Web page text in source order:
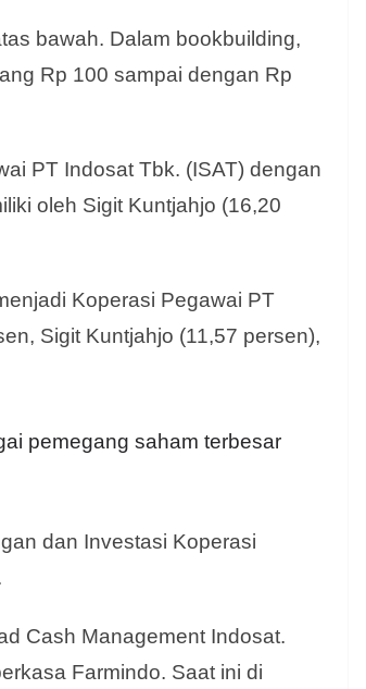
bawah. Dalam bookbuilding,
Rp 100 sampai dengan Rp
PT Indosat Tbk. (ISAT) dengan
oleh Sigit Kuntjahjo (16,20
Koperasi Pegawai PT
Sigit Kuntjahjo (11,57 persen),
pemegang saham terbesar
dan Investasi Koperasi
Cash Management Indosat.
Farmindo. Saat ini di